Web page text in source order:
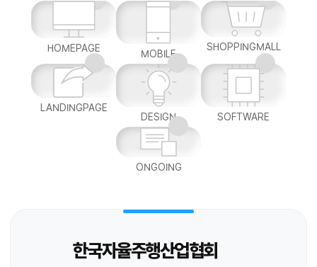
HOMEPAGE MOBILE
SHOPPINGMALL
LANDINGPAGE
DESIGN
SOFTWARE
ONGOING
한국자율주행산업협회